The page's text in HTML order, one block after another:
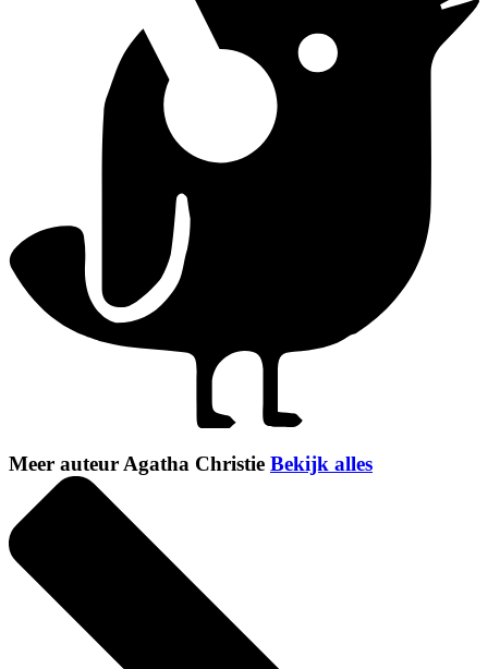
Meer auteur Agatha Christie Bekijk alles